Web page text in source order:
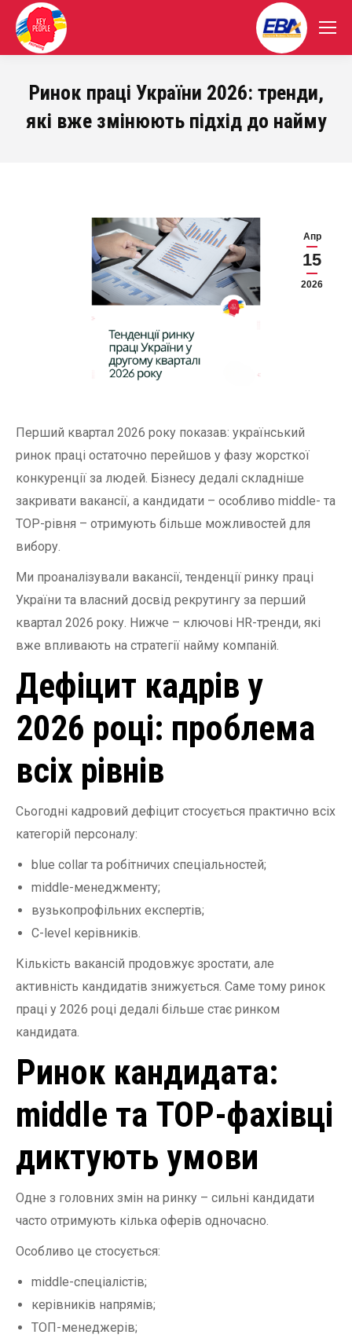
Ринок праці України 2026: тренди,
які вже змінюють підхід до найму
Апр
15
2026
Перший квартал 2026 року показав: український
ринок праці остаточно перейшов у фазу жорсткої
конкуренції за людей. Бізнесу дедалі складніше
закривати вакансії, а кандидати – особливо middle- та
TOP-рівня – отримують більше можливостей для
вибору.
Ми проаналізували вакансії, тенденції ринку праці
України та власний досвід рекрутингу за перший
квартал 2026 року. Нижче – ключові HR-тренди, які
вже впливають на стратегії найму компаній.
Дефіцит кадрів у
2026 році: проблема
всіх рівнів
Сьогодні кадровий дефіцит стосується практично всіх
категорій персоналу:
blue collar та робітничих спеціальностей;
middle-менеджменту;
вузькопрофільних експертів;
C-level керівників.
Кількість вакансій продовжує зростати, але
активність кандидатів знижується. Саме тому ринок
праці у 2026 році дедалі більше стає ринком
кандидата.
Ринок кандидата:
middle та TOP-фахівці
диктують умови
Одне з головних змін на ринку – сильні кандидати
часто отримують кілька оферів одночасно.
Особливо це стосується:
middle-спеціалістів;
керівників напрямів;
ТОП-менеджерів;